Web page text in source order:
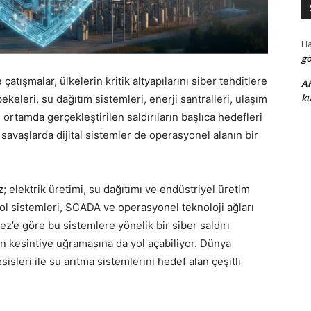
ülkelerin kritik altyapılarını siber tehditlere
su dağıtım sistemleri, enerji santralleri, ulaşım
gerçekleştirilen saldırıların başlıca hedefleri
dijital sistemler de operasyonel alanın bir
elektrik üretimi, su dağıtımı ve endüstriyel üretim
SCADA ve operasyonel teknoloji ağları
göre bu sistemlere yönelik bir siber saldırı
kesintiye uğramasına da yol açabiliyor. Dünya
ile su arıtma sistemlerini hedef alan çeşitli